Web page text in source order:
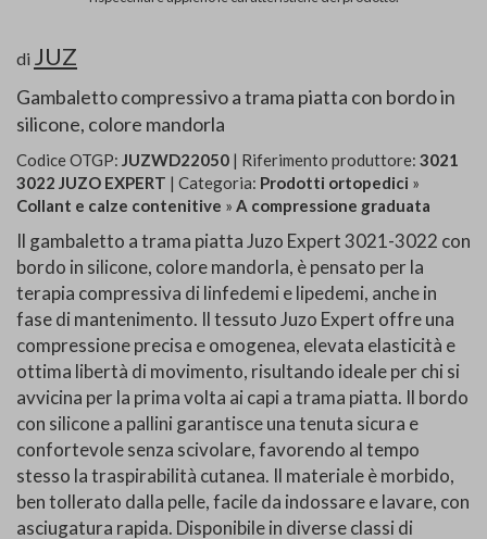
di JUZ
Gambaletto compressivo a trama piatta con bordo in
silicone, colore mandorla
Codice OTGP: JUZWD22050 | Riferimento produttore: 3021
3022 JUZO EXPERT | Categoria: Prodotti ortopedici »
Collant e calze contenitive » A compressione graduata
Il gambaletto a trama piatta Juzo Expert 3021-3022 con
bordo in silicone, colore mandorla, è pensato per la
terapia compressiva di linfedemi e lipedemi, anche in
fase di mantenimento. Il tessuto Juzo Expert offre una
compressione precisa e omogenea, elevata elasticità e
ottima libertà di movimento, risultando ideale per chi si
avvicina per la prima volta ai capi a trama piatta. Il bordo
con silicone a pallini garantisce una tenuta sicura e
confortevole senza scivolare, favorendo al tempo
stesso la traspirabilità cutanea. Il materiale è morbido,
ben tollerato dalla pelle, facile da indossare e lavare, con
asciugatura rapida. Disponibile in diverse classi di